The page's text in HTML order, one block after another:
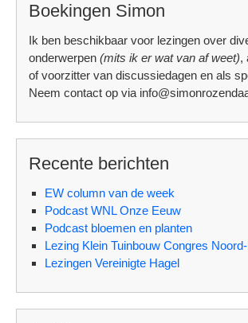
Boekingen Simon
Ik ben beschikbaar voor lezingen over
onderwerpen (mits ik er wat van af weet),
of voorzitter van discussiedagen en als
Neem contact op via
Recente berichten
EW column van de week
Podcast WNL Onze Eeuw
Podcast bloemen en planten
Lezing Klein Tuinbouw Congres
Lezingen Vereinigte Hagel